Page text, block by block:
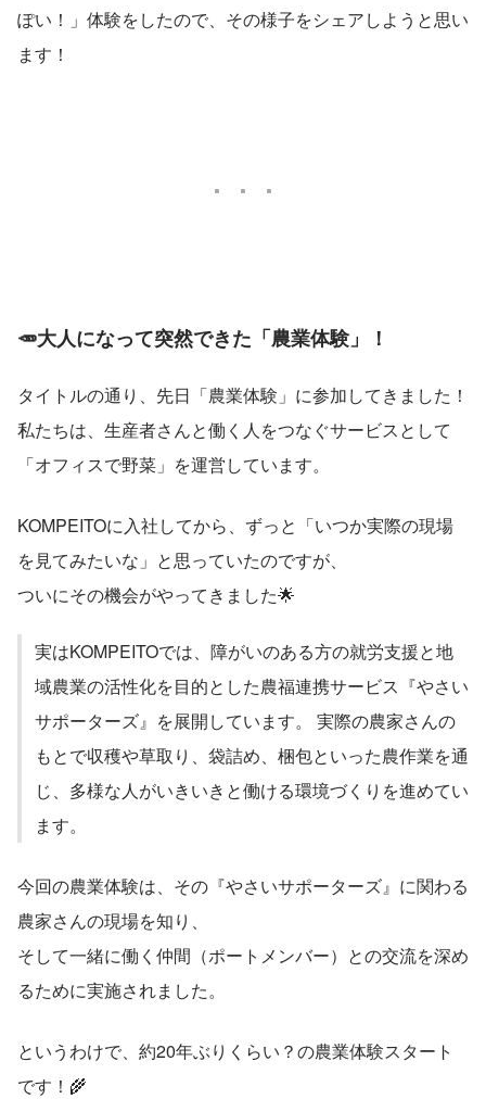
ぽい！」体験をしたので、その様子をシェアしようと思い
ます！
🥕大人になって突然できた「農業体験」！
タイトルの通り、先日「農業体験」に参加してきました！
私たちは、生産者さんと働く人をつなぐサービスとして
「オフィスで野菜」を運営しています。
KOMPEITOに入社してから、ずっと「いつか実際の現場
を見てみたいな」と思っていたのですが、
ついにその機会がやってきました🌟
実はKOMPEITOでは、障がいのある方の就労支援と地
域農業の活性化を目的とした農福連携サービス『やさい
サポーターズ』を展開しています。 実際の農家さんの
もとで収穫や草取り、袋詰め、梱包といった農作業を通
じ、多様な人がいきいきと働ける環境づくりを進めてい
ます。
今回の農業体験は、その『やさいサポーターズ』に関わる
農家さんの現場を知り、
そして一緒に働く仲間（ポートメンバー）との交流を深め
るために実施されました。
というわけで、約20年ぶりくらい？の農業体験スタート
です！🌾